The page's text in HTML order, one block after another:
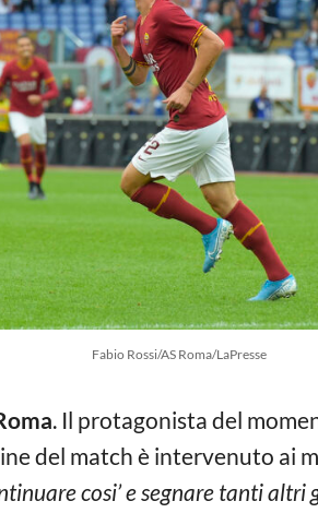
Fabio Rossi/AS Roma/LaPresse
. Il protagonista del
del match è intervenuto ai
cosi’ e segnare tanti altri